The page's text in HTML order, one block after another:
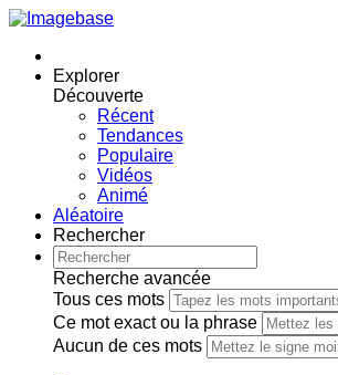
Explorer
Découverte
Récent
Tendances
Populaire
Vidéos
Animé
Aléatoire
Rechercher
Recherche avancée
Tous ces mots
Ce mot exact ou la phrase
Aucun de ces mots